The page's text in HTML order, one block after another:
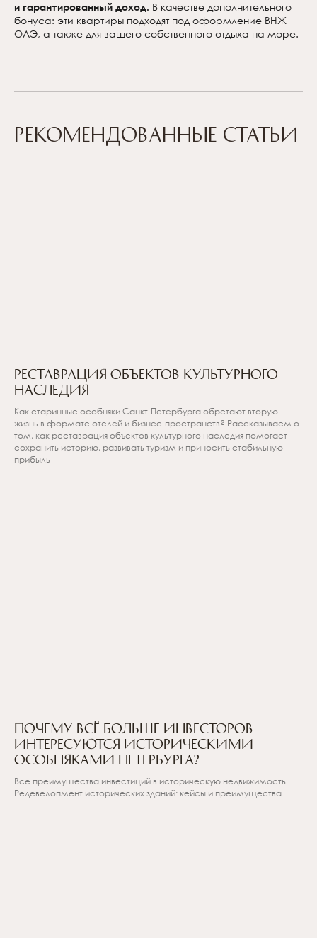
и гарантированный доход. В качестве дополнительного
бонуса: эти квартиры подходят под оформление ВНЖ
ОАЭ, а также для вашего собственного отдыха на море.
Рекомендованные статьи
Реставрация объектов культурного
наследия
Как старинные особняки Санкт-Петербурга обретают вторую
жизнь в формате отелей и бизнес-пространств? Рассказываем о
том, как реставрация объектов культурного наследия помогает
сохранить историю, развивать туризм и приносить стабильную
прибыль
Почему всё больше инвесторов
интересуются историческими
особняками Петербурга?
Все преимущества инвестиций в историческую недвижимость.
Редевелопмент исторических зданий: кейсы и преимущества
TELEGRAM-КАНАЛ «САЛОН